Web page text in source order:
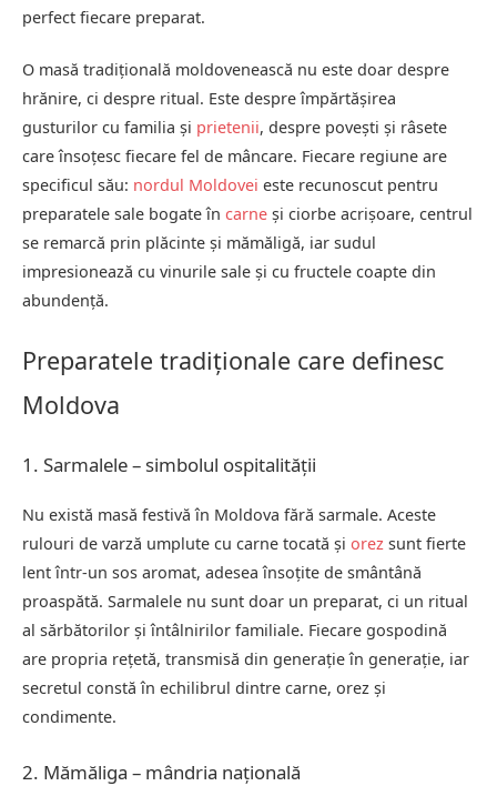
perfect fiecare preparat.
O masă tradițională moldovenească nu este doar despre
hrănire, ci despre ritual. Este despre împărtășirea
gusturilor cu familia și prietenii, despre povești și râsete
care însoțesc fiecare fel de mâncare. Fiecare regiune are
specificul său: nordul Moldovei este recunoscut pentru
preparatele sale bogate în carne și ciorbe acrișoare, centrul
se remarcă prin plăcinte și mămăligă, iar sudul
impresionează cu vinurile sale și cu fructele coapte din
abundență.
Preparatele tradiționale care definesc
Moldova
1. Sarmalele – simbolul ospitalității
Nu există masă festivă în Moldova fără sarmale. Aceste
rulouri de varză umplute cu carne tocată și orez sunt fierte
lent într-un sos aromat, adesea însoțite de smântână
proaspătă. Sarmalele nu sunt doar un preparat, ci un ritual
al sărbătorilor și întâlnirilor familiale. Fiecare gospodină
are propria rețetă, transmisă din generație în generație, iar
secretul constă în echilibrul dintre carne, orez și
condimente.
2. Mămăliga – mândria națională